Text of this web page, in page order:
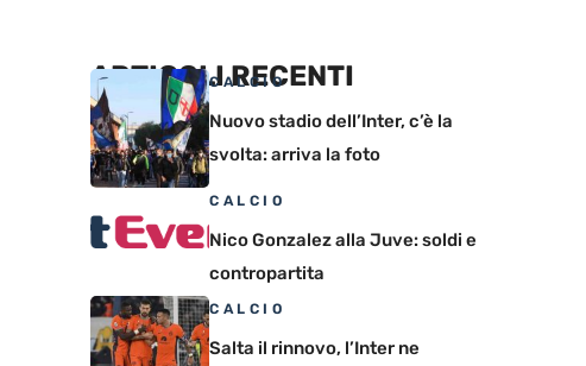
ARTICOLI RECENTI
CALCIO
Nuovo stadio dell’Inter, c’è la
svolta: arriva la foto
CALCIO
Nico Gonzalez alla Juve: soldi e
contropartita
CALCIO
Salta il rinnovo, l’Inter ne